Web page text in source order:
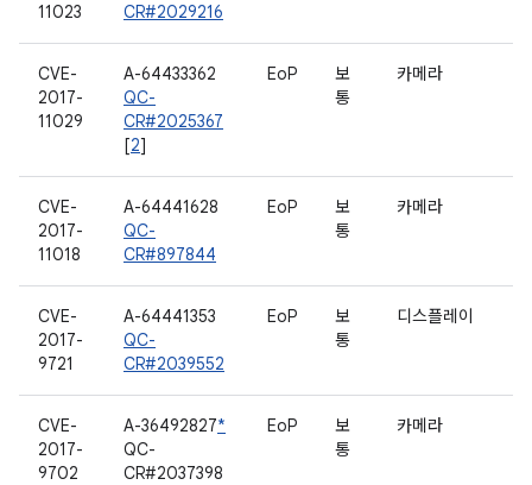
11023
CR#2029216
CVE-
2017-
11029
A-64433362
QC-
CR#2025367
[2]
EoP
보
통
카메라
CVE-
2017-
11018
A-64441628
QC-
CR#897844
EoP
보
통
카메라
CVE-
2017-
9721
A-64441353
QC-
CR#2039552
EoP
보
통
디스플레이
CVE-
2017-
9702
A-36492827*
QC-
CR#2037398
EoP
보
통
카메라